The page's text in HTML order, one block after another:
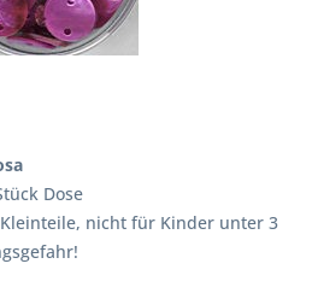
Dose
nicht für Kinder unter 3